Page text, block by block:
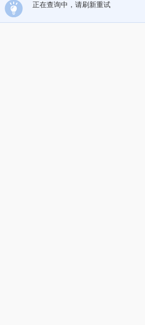
正在查询中，请刷新重试